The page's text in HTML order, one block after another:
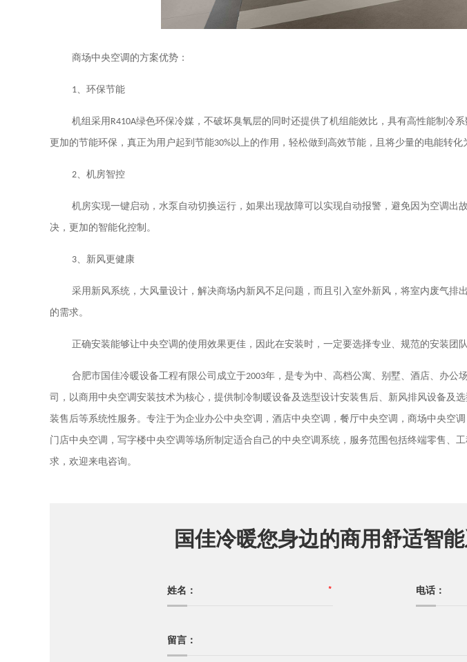
商场中央空调的方案优势：
1、环保节能
机组采用 R410A绿色环保冷媒，不破坏臭氧层的同时还提供了机组能效比，具有高性能制冷
更加的节能环保，真正为用户起到节能30%以上的作用，轻松做到高效节能，且将少量的电能转化
2、机房智控
机房实现一键启动，水泵自动切换运行，如果出现故障可以实现自动报警，避免因为空调出
决，更加的智能化控制。
3、新风更健康
采用新风系统，大风量设计，解决商场内新风不足问题，而且引入室外新风，将室内废气排
的需求。
正确安装能够让中央空调的使用效果更佳，因此在安装时，一定要选择专业、规范的安装团
合肥市国佳冷暖设备工程有限公司成立于2003年，是专为中、高档公寓、别墅、酒店、办公
司，以商用中央空调安装技术为核心，提供制冷制暖设备及选型设计安装售后、新风排风设备及
装售后等系统性服务。专注于为企业办公中央空调，酒店中央空调，餐厅中央空调，商场中央空
门店中央空调，写字楼中央空调等场所制定适合自己的中央空调系统，服务范围包括终端零售、
求，欢迎来电咨询。
国佳冷暖您身边的商用舒适智
姓名： * 电话：
留言：